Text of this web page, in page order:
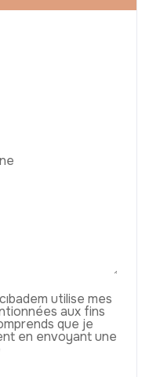
utilise mes
aux fins
que je
en envoyant une